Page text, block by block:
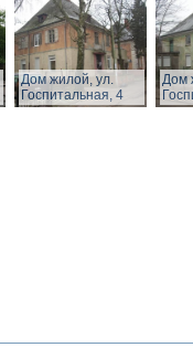
Дом жилой, ул.
Госпитальная, 4
Дом